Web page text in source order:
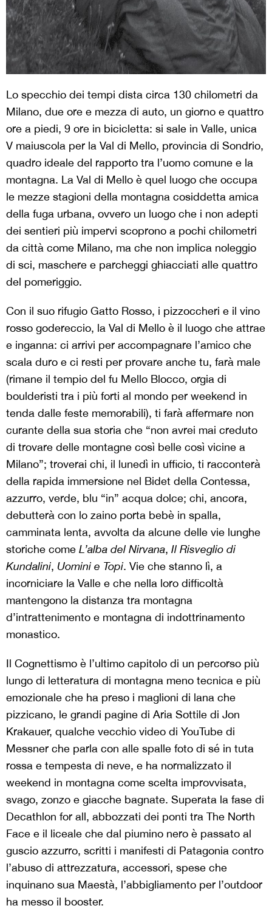
Lo specchio dei tempi dista circa 130 chilometri da
Milano, due ore e mezza di auto, un giorno e quattro
ore a piedi, 9 ore in bicicletta: si sale in Valle, unica
V maiuscola per la Val di Mello, provincia di Sondrio,
quadro ideale del rapporto tra l’uomo comune e la
montagna. La Val di Mello è quel luogo che occupa
le mezze stagioni della montagna cosiddetta amica
della fuga urbana, ovvero un luogo che i non adepti
dei sentieri più impervi scoprono a pochi chilometri
da città come Milano, ma che non implica noleggio
di sci, maschere e parcheggi ghiacciati alle quattro
del pomeriggio.
Con il suo rifugio Gatto Rosso, i pizzoccheri e il vino
rosso godereccio, la Val di Mello è il luogo che attrae
e inganna: ci arrivi per accompagnare l’amico che
scala duro e ci resti per provare anche tu, farà male
(rimane il tempio del fu Mello Blocco, orgia di
boulderisti tra i più forti al mondo per weekend in
tenda dalle feste memorabili), ti farà affermare non
curante della sua storia che “non avrei mai creduto
di trovare delle montagne così belle così vicine a
Milano”; troverai chi, il lunedì in ufficio, ti racconterà
della rapida immersione nel Bidet della Contessa,
azzurro, verde, blu “in” acqua dolce; chi, ancora,
debutterà con lo zaino porta bebè in spalla,
camminata lenta, avvolta da alcune delle vie lunghe
storiche come L’alba del Nirvana, Il Risveglio di
Kundalini, Uomini e Topi. Vie che stanno lì, a
incorniciare la Valle e che nella loro difficoltà
mantengono la distanza tra montagna
d’intrattenimento e montagna di indottrinamento
monastico.
Il Cognettismo è l’ultimo capitolo di un percorso più
lungo di letteratura di montagna meno tecnica e più
emozionale che ha preso i maglioni di lana che
pizzicano, le grandi pagine di Aria Sottile di Jon
Krakauer, qualche vecchio video di YouTube di
Messner che parla con alle spalle foto di sé in tuta
rossa e tempesta di neve, e ha normalizzato il
weekend in montagna come scelta improvvisata,
svago, zonzo e giacche bagnate. Superata la fase di
Decathlon for all, abbozzati dei ponti tra The North
Face e il liceale che dal piumino nero è passato al
guscio azzurro, scritti i manifesti di Patagonia contro
l’abuso di attrezzatura, accessori, spese che
inquinano sua Maestà, l’abbigliamento per l’outdoor
ha messo il booster.